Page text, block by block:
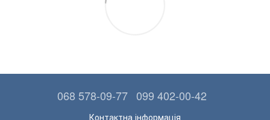
068 578-09-77 099 402-00-42
Контактна інформація